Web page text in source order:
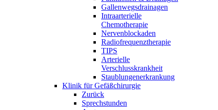
Gallenwegsdrainagen
Intraarterielle
Chemotherapie
Nervenblockaden
Radiofrequenztherapie
TIPS
Arterielle
Verschlusskrankheit
Staublungenerkrankung
Klinik für Gefäßchirurgie
Zurück
Sprechstunden